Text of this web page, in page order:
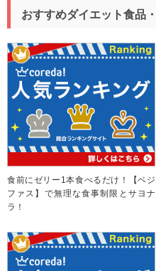
おすすめダイエット食品
食前にゼリー1本食べるだけ！【ベジ
ファス】で無理な食事制限とサヨナ
ラ！